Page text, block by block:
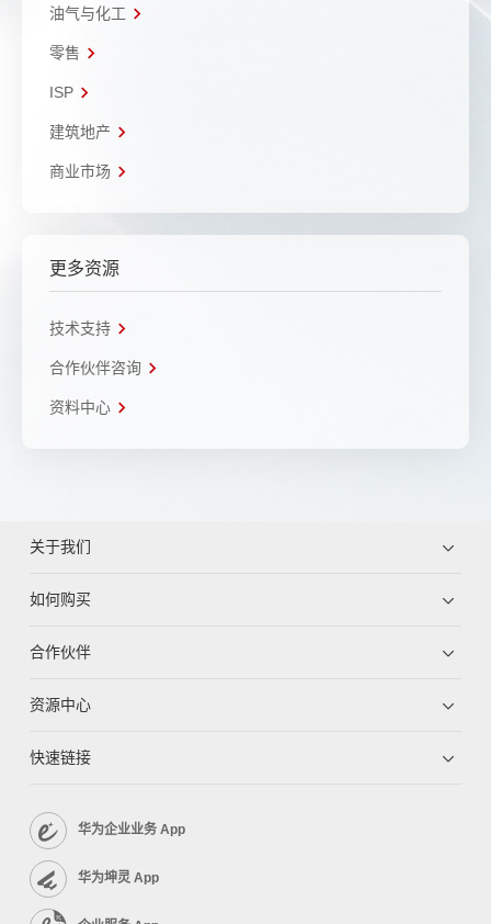
油气与化工
零售
ISP
建筑地产
商业市场
更多资源
技术支持
合作伙伴咨询
资料中心
关于我们
如何购买
合作伙伴
资源中心
快速链接
华为企业业务 App
华为坤灵 App